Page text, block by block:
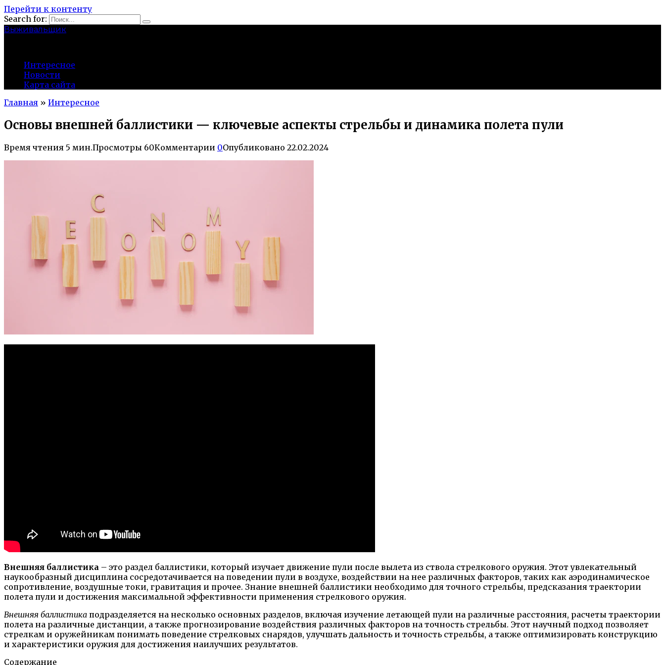
Перейти к контенту
Search for:
Выживальщик
Интересное
Новости
Карта сайта
Главная » Интересное
Основы внешней баллистики — ключевые аспекты стрельбы и динамика полета пули
Время чтения 5 мин.Просмотры 60Комментарии 0Опубликовано 22.02.2024
Внешняя баллистика – это раздел баллистики, который изучает движение пули после вылета из ствола стрелкового оружия. Этот увлекательный
наукообразный дисциплина сосредотачивается на поведении пули в воздухе, воздействии на нее различных факторов, таких как аэродинамическое
сопротивление, воздушные токи, гравитация и прочее. Знание внешней баллистики необходимо для точного стрельбы, предсказания траектории
полета пули и достижения максимальной эффективности применения стрелкового оружия.
Внешняя баллистика подразделяется на несколько основных разделов, включая изучение летающей пули на различные расстояния, расчеты траектории
полета на различные дистанции, а также прогнозирование воздействия различных факторов на точность стрельбы. Этот научный подход позволяет
стрелкам и оружейникам понимать поведение стрелковых снарядов, улучшать дальность и точность стрельбы, а также оптимизировать конструкцию
и характеристики оружия для достижения наилучших результатов.
Содержание